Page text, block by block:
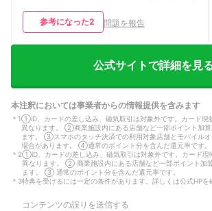
【アプリ・Webサービス】
moneyfowardやsbi証券と連携できるの
いと最大限使いこなせないのは面倒。
【基本情報】 職業：学生 利用期間：1～
2年未満 主な利用シーン：ネットショッ
飲食店、交通費、旅行・出張、電子マネ
ー・スマホ決済へのチャージ（楽天ペ
イ、PayPayなど） 月間利用額：5〜10
万円未満 重要視しているポイント：現
在使っている銀行口座やサービスとグル
ープが同じで使いやすい 保有カード枚
数：2枚
参考になった2 問題を報告
公式サイトで詳細を見
本注釈においては事業者からの情報提供を含みます
＊ 1①iD、カードの差し込み、磁気取引は対象外です。カード現
異なります。 ②商業施設内にある店舗など一部ポイント加算
ます。 ③スマホのタッチ決済での利用対象店舗とモバイル
場合があります。 ④通常のポイント分を含んだ還元率です。
＊ 2①iD、カードの差し込み、磁気取引は対象外です。カード現
異なります。 ② 商業施設内にある店舗など一部ポイント加
ます。 ③ 通常のポイント分を含んだ還元率です。
＊ 3特典を受けるには一定の条件があります。詳しくは公式HPを
コンテンツの誤りを送信する